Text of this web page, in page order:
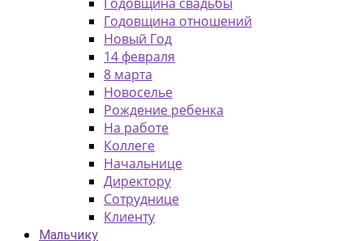
Годовщина отношений
Новый Год
14 февраля
8 марта
Новоселье
Рождение ребенка
На работе
Коллеге
Начальнице
Директору
Сотруднице
Клиенту
Мальчику